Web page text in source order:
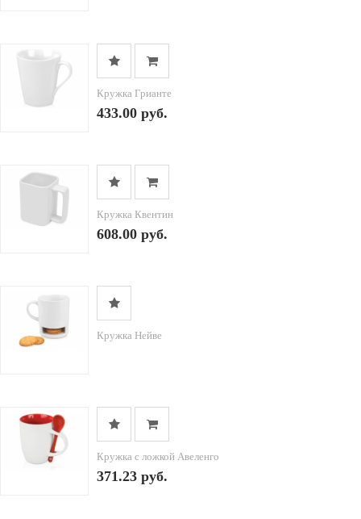
Кружка Грианте
433.00 руб.
Кружка Квентин
608.00 руб.
Кружка Нейве
Кружка с ложкой Авеленго
371.23 руб.